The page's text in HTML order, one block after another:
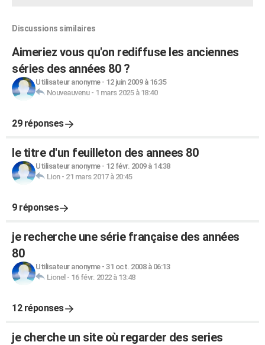
Discussions similaires
Aimeriez vous qu'on rediffuse les anciennes
séries des années 80 ?
Utilisateur anonyme- 12 juin 2009 à 16:35
Nouveauvenu- 1 mars 2025 à 18:40
29 réponses
le titre d'un feuilleton des annees 80
Utilisateur anonyme- 12 févr. 2009 à 14:38
Lion- 21 mars 2017 à 20:45
9 réponses
je recherche une série française des années
80
Utilisateur anonyme- 31 oct. 2008 à 06:13
Lionel - 16 févr. 2022 à 13:48
12 réponses
je cherche un site où regarder des series